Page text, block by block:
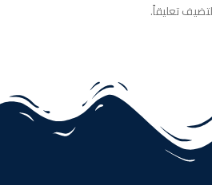
لتضيف تعليقاً.